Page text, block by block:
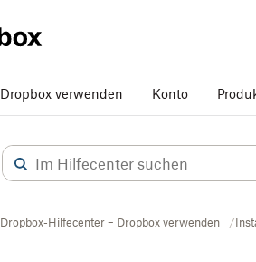
Dropbox verwenden Konto
Dropbox-Hilfecenter – Dropbox verwenden